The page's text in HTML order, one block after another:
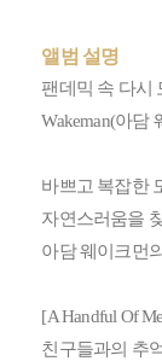
앨범 설명
팬데믹 속 다시
Wakeman(아담
바쁘고 복잡한
자연스러움을
아담 웨이크먼
[A Handful Of
친구들과의 추